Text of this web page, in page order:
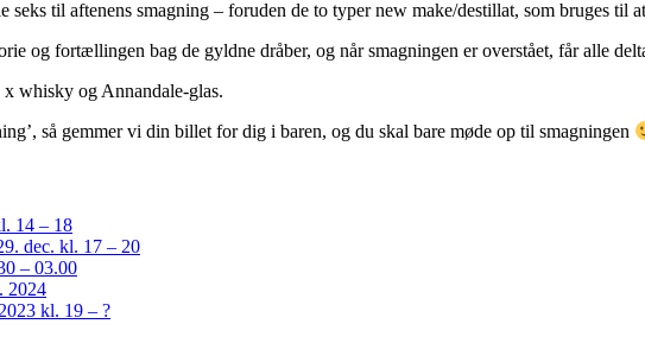
seks til aftenens smagning – foruden de to typer new make/destillat, som bruges til
og fortællingen bag de gyldne dråber, og når smagningen er overstået, får alle
whisky og Annandale-glas.
så gemmer vi din billet for dig i baren, og du skal bare møde op til smagningen
14 – 18
dec. kl. 17 – 20
– 03.00
2024
kl. 19 – ?